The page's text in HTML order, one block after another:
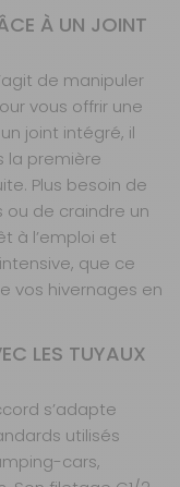
À UN JOINT
de manipuler
vous offrir une
joint intégré, il
la première
Plus besoin de
de craindre un
à l’emploi et
que ce
vos hivernages en
LES TUYAUX
s’adapte
utilisés
cars,